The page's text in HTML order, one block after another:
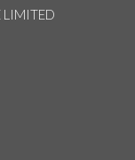
LIMITED